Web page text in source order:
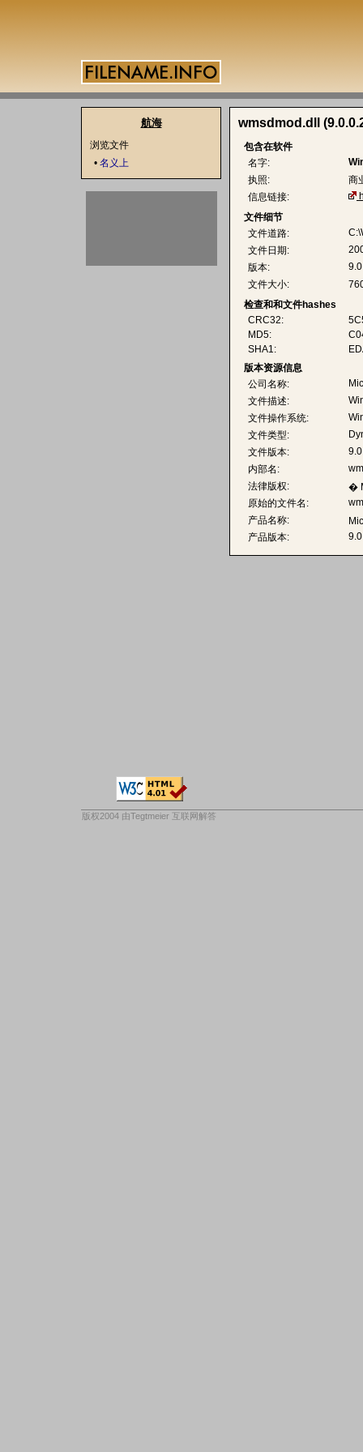
wmsdmod.dll
包含在软件
名字:
执照:
商
信息链接:
文件细节
文件道路:
文件日期:
版本:
文件大小:
检查和和文件hashes
CRC32:
MD5:
SHA1:
版本资源信息
公司名称:
文件描述:
文件操作系统:
文件类型:
文件版本:
内部名:
法律版权:
�
原始的文件名:
产品名称:
产品版本:
航海
浏览文件
• 名义上
版权2004 由Tegtmeier 互联网解答